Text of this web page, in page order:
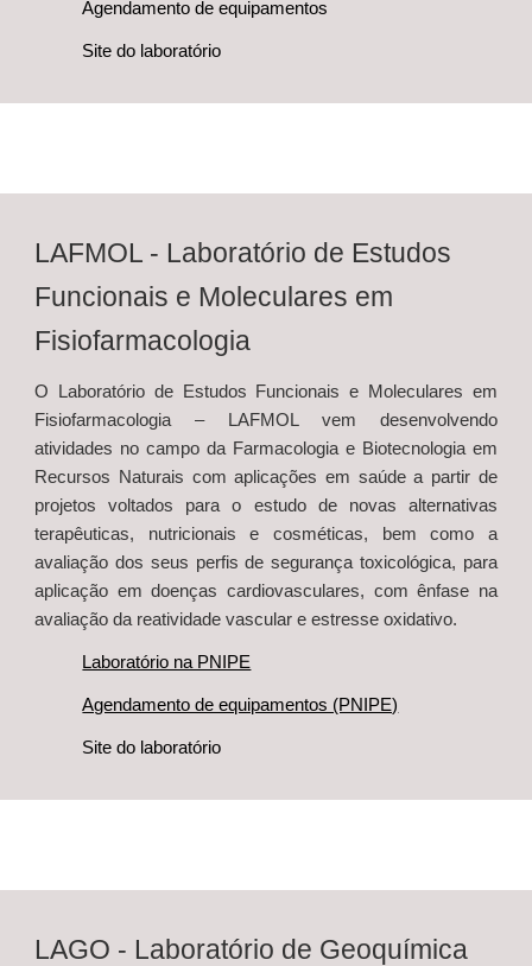
Agendamento de equipamentos
Site do laboratório
LAFMOL - Laboratório de Estudos
Funcionais e Moleculares em
Fisiofarmacologia
O Laboratório de Estudos Funcionais e Moleculares em
Fisiofarmacologia – LAFMOL vem desenvolvendo
atividades no campo da Farmacologia e Biotecnologia em
Recursos Naturais com aplicações em saúde a partir de
projetos voltados para o estudo de novas alternativas
terapêuticas, nutricionais e cosméticas, bem como a
avaliação dos seus perfis de segurança toxicológica, para
aplicação em doenças cardiovasculares, com ênfase na
avaliação da reatividade vascular e estresse oxidativo.
Laboratório na PNIPE
Agendamento de equipamentos (PNIPE)
Site do laboratório
LAGO - Laboratório de Geoquímica